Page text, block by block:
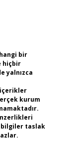
bir
hiçbir
yalnızca
içerikler
kurum
taslak